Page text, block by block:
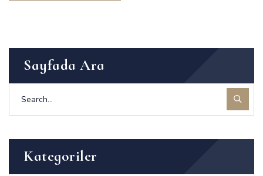
Sayfada Ara
Kategoriler